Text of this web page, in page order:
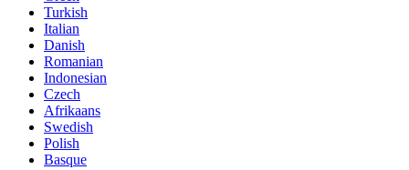
Turkish
Italian
Danish
Romanian
Indonesian
Czech
Afrikaans
Swedish
Polish
Basque